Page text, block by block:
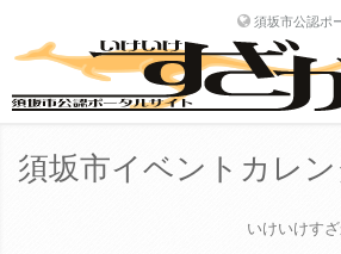
須坂市公認ポ
須坂市イベントカレ
いけいけす